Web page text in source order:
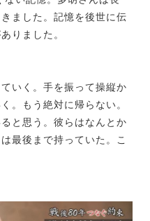
ました。記憶を後世に伝
りました。
いく。手を振って操縦か
。もう絶対に帰らない。
と思う。彼らはなんとか
最後まで持っていた。こ